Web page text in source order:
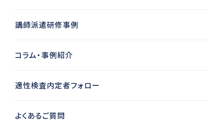
講師派遣研修事例
コラム・事例紹介
適性検査内定者フォロー
よくあるご質問